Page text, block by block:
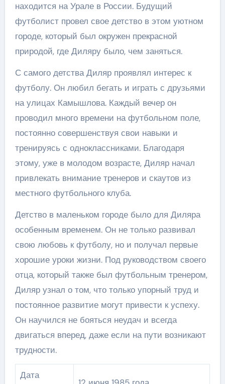
находится на Урале в России. Будущий
футболист провел свое детство в этом уютном
городе, который был окружен прекрасной
природой, где Диляру было, чем заняться.
С самого детства Диляр проявлял интерес к
футболу. Он любил бегать и играть с друзьями
на улицах Камышлова. Каждый вечер он
проводил много времени на футбольном поле,
постоянно совершенствуя свои навыки и
тренируясь с одноклассниками. Благодаря
этому, уже в молодом возрасте, Диляр начал
привлекать внимание тренеров и скаутов из
местного футбольного клуба.
Детство в маленьком городе было для Диляра
особенным временем. Он не только развивал
свою любовь к футболу, но и получал первые
хорошие уроки жизни. Под руководством своего
отца, который также был футбольным тренером,
Диляр узнал о том, что только упорный труд и
постоянное развитие могут привести к успеху.
Он научился не бояться неудач и всегда
двигаться вперед, даже если на пути возникают
трудности.
Дата